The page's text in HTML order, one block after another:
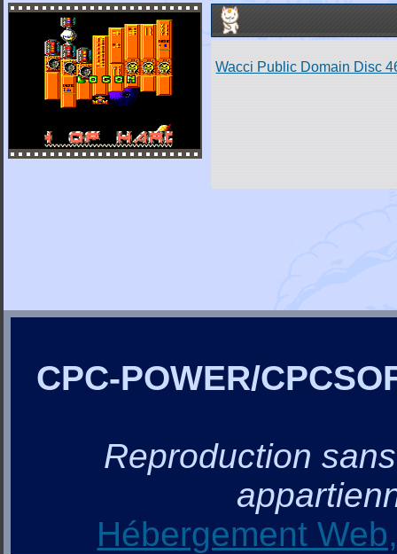
Wacci Public Domain Disc
CPC-POWER/
Reproduction
Hébergement